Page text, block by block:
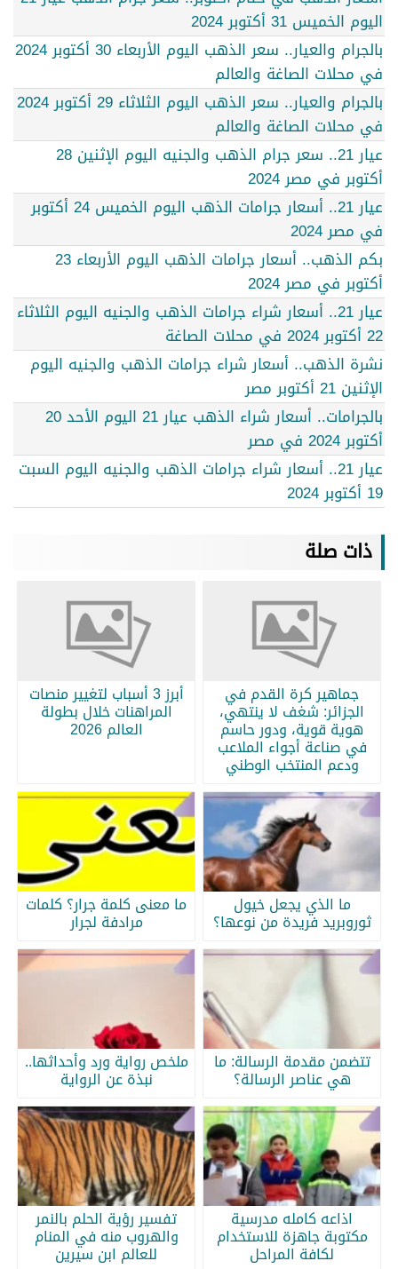
اليوم الخميس 31 أكتوبر 2024
بالجرام والعيار.. سعر الذهب اليوم الأربعاء 30 أكتوبر 2024
في محلات الصاغة والعالم
بالجرام والعيار.. سعر الذهب اليوم الثلاثاء 29 أكتوبر 2024
في محلات الصاغة والعالم
عيار 21.. سعر جرام الذهب والجنيه اليوم الإثنين 28
أكتوبر في مصر 2024
عيار 21.. أسعار جرامات الذهب اليوم الخميس 24 أكتوبر
في مصر 2024
بكم الذهب.. أسعار جرامات الذهب اليوم الأربعاء 23
أكتوبر في مصر 2024
عيار 21.. أسعار شراء جرامات الذهب والجنيه اليوم الثلاثاء
22 أكتوبر 2024 في محلات الصاغة
نشرة الذهب.. أسعار شراء جرامات الذهب والجنيه اليوم
الإثنين 21 أكتوبر مصر
بالجرامات.. أسعار شراء الذهب عيار 21 اليوم الأحد 20
أكتوبر 2024 في مصر
عيار 21.. أسعار شراء جرامات الذهب والجنيه اليوم السبت
19 أكتوبر 2024
ذات صلة
جماهير كرة القدم في
الجزائر: شغف لا ينتهي،
هوية قوية، ودور حاسم
في صناعة أجواء الملاعب
ودعم المنتخب الوطني
أبرز 3 أسباب لتغيير منصات
المراهنات خلال بطولة
العالم 2026
ما الذي يجعل خيول
ثوروبريد فريدة من نوعها؟
ما معنى كلمة جرار؟ كلمات
مرادفة لجرار
تتضمن مقدمة الرسالة: ما
هي عناصر الرسالة؟
ملخص رواية ورد وأحداثها..
نبذة عن الرواية
اذاعه كامله مدرسية
مكتوبة جاهزة للاستخدام
لكافة المراحل
تفسير رؤية الحلم بالنمر
والهروب منه في المنام
للعالم ابن سيرين